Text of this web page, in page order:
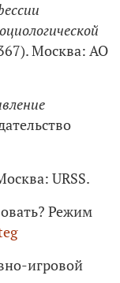
Москва: АО
URSS.
Режим
игровой